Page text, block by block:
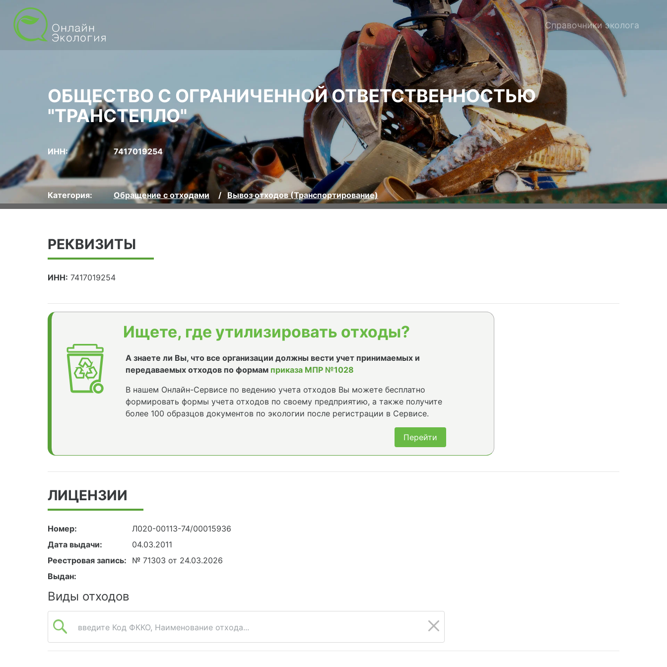
Справочники эколога
ОБЩЕСТВО С ОГРАНИЧЕННОЙ ОТВЕТСТВЕННОСТЬЮ
"ТРАНСТЕПЛО"
ИНН: 7417019254
Категория: Обращение с отходами Вывоз отходов (Транспортирование)
РЕКВИЗИТЫ
ИНН: 7417019254
Ищете, где утилизировать отходы?
А знаете ли Вы, что все организации должны вести учет принимаемых и
передаваемых отходов по формам приказа МПР №1028
В нашем Онлайн-Сервисе по ведению учета отходов Вы можете бесплатно
формировать формы учета отходов по своему предприятию, а также получите
более 100 образцов документов по экологии после регистрации в Сервисе.
Перейти
ЛИЦЕНЗИИ
Номер:
Л020-00113-74/00015936
Дата выдачи:
04.03.2011
Реестровая запись:
№ 71303 от 24.03.2026
Выдан:
Виды отходов
введите Код ФККО, Наименование отхода...